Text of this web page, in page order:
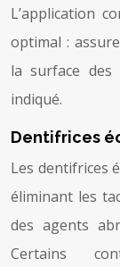
L’application
optimal :
la surface
indiqué.
Dentifrices
Les dentifrices
éliminant les
des agents
Certains